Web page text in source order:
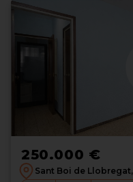
250.000 €
Sant Boi de Llobregat,